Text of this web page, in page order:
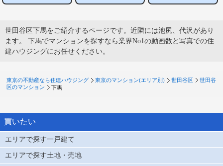
世田谷区下馬をご紹介するページです。近隣には池尻、代沢があり
ます。 下馬でマンションを探すなら業界No1の動画数と写真での住
建ハウジングにお任せください。
東京の不動産なら住建ハウジング 東京のマンション(エリア別) 世田谷区
世田谷
区のマンション
下馬
買いたい
エリアで探す一戸建て
エリアで探す土地・売地